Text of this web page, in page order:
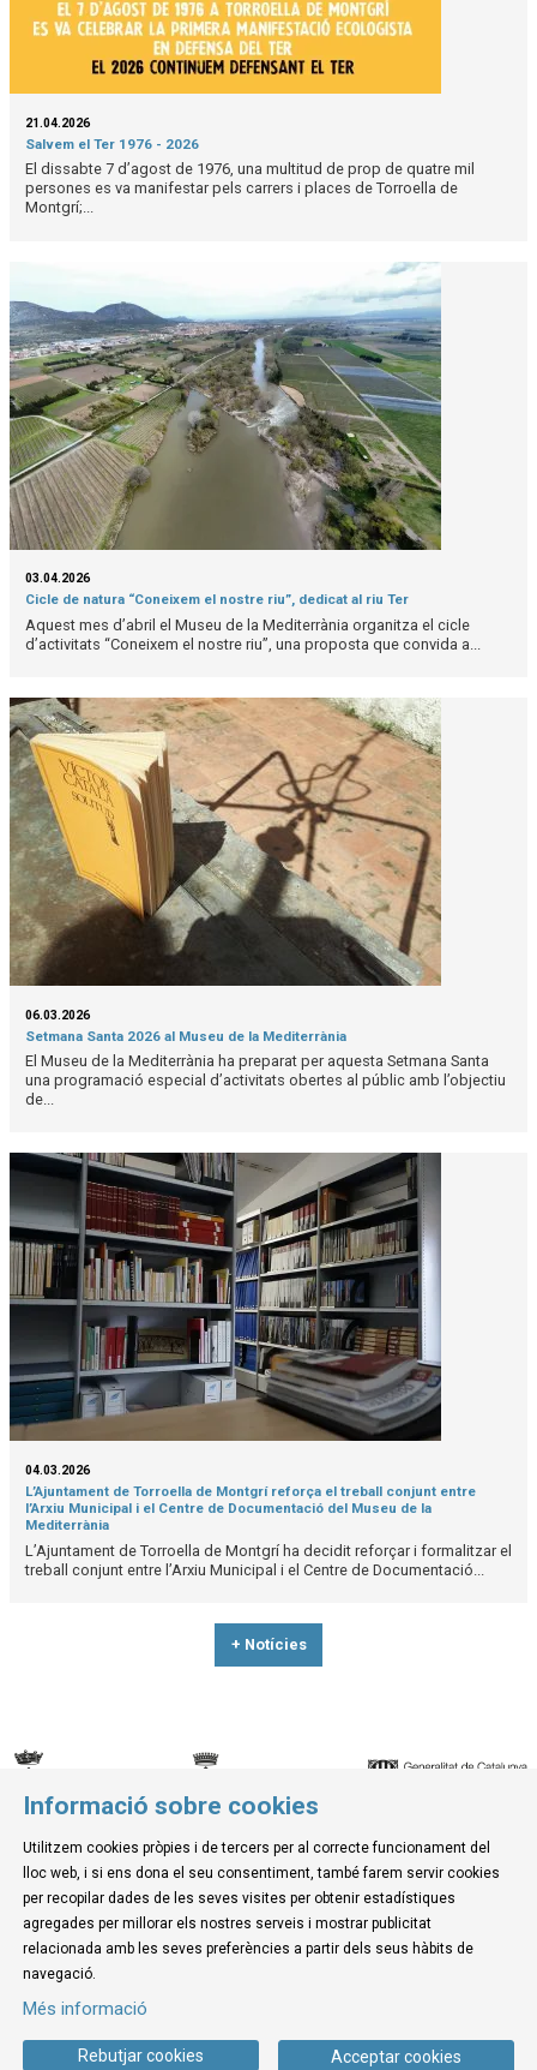
21.04.2026
Salvem el Ter 1976 - 2026
El dissabte 7 d’agost de 1976, una multitud de prop de quatre mil
persones es va manifestar pels carrers i places de Torroella de
Montgrí;...
03.04.2026
Cicle de natura “Coneixem el nostre riu”, dedicat al riu Ter
Aquest mes d’abril el Museu de la Mediterrània organitza el cicle
d’activitats “Coneixem el nostre riu”, una proposta que convida a...
06.03.2026
Setmana Santa 2026 al Museu de la Mediterrània
El Museu de la Mediterrània ha preparat per aquesta Setmana Santa
una programació especial d’activitats obertes al públic amb l’objectiu
de...
04.03.2026
L’Ajuntament de Torroella de Montgrí reforça el treball conjunt entre
l’Arxiu Municipal i el Centre de Documentació del Museu de la
Mediterrània
L’Ajuntament de Torroella de Montgrí ha decidit reforçar i formalitzar el
treball conjunt entre l’Arxiu Municipal i el Centre de Documentació...
+ Notícies
© Museu de la Mediterrània
C. d'Ullà, 27-31 | 17257 Torroella de Montgrí
Tel. 972 755 180 a/e: info@museudelamediterrania.cat
|
Informació sobre cookies
Utilitzem cookies pròpies i de tercers per al correcte funcionament del
lloc web, i si ens dona el seu consentiment, també farem servir cookies
per recopilar dades de les seves visites per obtenir estadístiques
agregades per millorar els nostres serveis i mostrar publicitat
relacionada amb les seves preferències a partir dels seus hàbits de
navegació.
Més informació
Acceptar cookies
Rebutjar cookies